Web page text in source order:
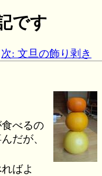
です
次: 文旦の飾り剥き
べるの
だが、
ばよ